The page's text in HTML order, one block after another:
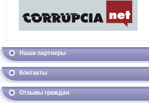
Наши партнеры
Контакты
Отзывы граждан